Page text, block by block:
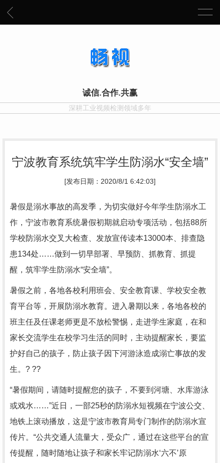
诚信.合作.共赢
深耕工业视频检测领域多年
宁波教育系统筑牢学生防溺水“安全墙”
[发布日期：2020/8/1 6:42:03]
暑假是溺水事故的高发季，为切实做好今年学生防溺水工
作，宁波市教育系统暑假初期就启动专项活动，包括88所
学校防溺水交叉大检查、发放宣传读本13000本、排查隐
患134处……做到一切早部署、早预防、抓教育、抓提
醒，筑牢学生防溺水“安全墙”。
暑假之前，各地各校利用班会、安全教育课、学校安全教
育平台等，开展防溺水教育。进入暑期以来，各地各校的
班主任及任课老师更是不放松警惕，走进学生家庭，在和
家长交流学生在校学习生活的同时，主动提醒家长，要监
护好自己的孩子，防止孩子因下河游泳造成溺亡事故的发
生。? ??
“暑假期间，请随时提醒您的孩子，不要到河塘、水库游泳
或戏水……”近日，一部25秒的防溺水短视频在宁波公交、
地铁上滚动播放，这是宁波市教育局专门制作的防溺水宣
传片。“公共交通人流量大，受众广，通过在这些平台的宣
传提醒，随时随地让孩子和家长牢记防溺水‘六不’原